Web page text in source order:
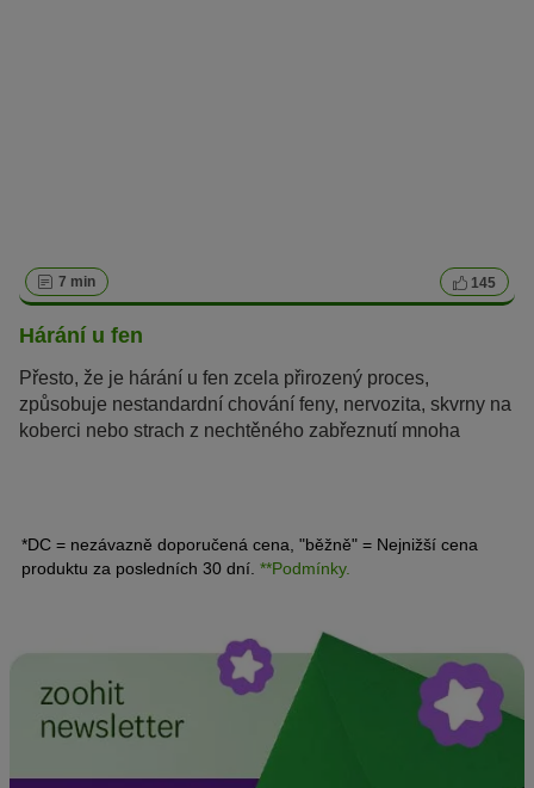
7 min 145
Hárání u fen
Přesto, že je hárání u fen zcela přirozený proces,
způsobuje nestandardní chování feny, nervozita, skvrny na
koberci nebo strach z nechtěného zabřeznutí mnoha
*DC = nezávazně doporučená cena, "běžně" = Nejnižší cena
produktu za posledních 30 dní. **Podmínky.